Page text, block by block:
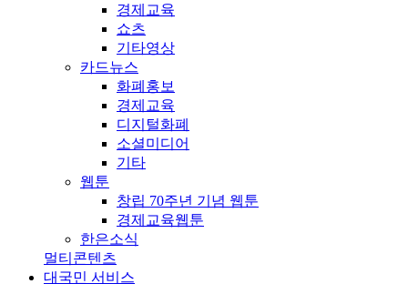
경제교육
쇼츠
기타영상
카드뉴스
화폐홍보
경제교육
디지털화폐
소셜미디어
기타
웹툰
창립 70주년 기념 웹툰
경제교육웹툰
한은소식
멀티콘텐츠
대국민 서비스